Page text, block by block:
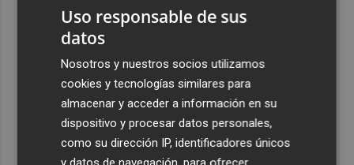
Uso responsable de sus
datos
Nosotros y nuestros socios utilizamos
cookies y tecnologías similares para
almacenar y acceder a información en su
dispositivo y procesar datos personales,
como su dirección IP, identificadores únicos